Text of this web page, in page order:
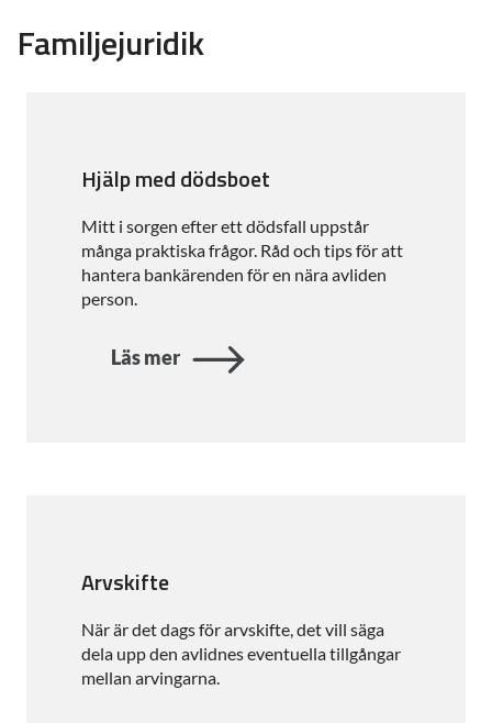
Familjejuridik
Hjälp med dödsboet
Mitt i sorgen efter ett dödsfall uppstår
många praktiska frågor. Råd och tips för att
hantera bankärenden för en nära avliden
person.
Läs mer
Arvskifte
När är det dags för arvskifte, det vill säga
dela upp den avlidnes eventuella tillgångar
mellan arvingarna.